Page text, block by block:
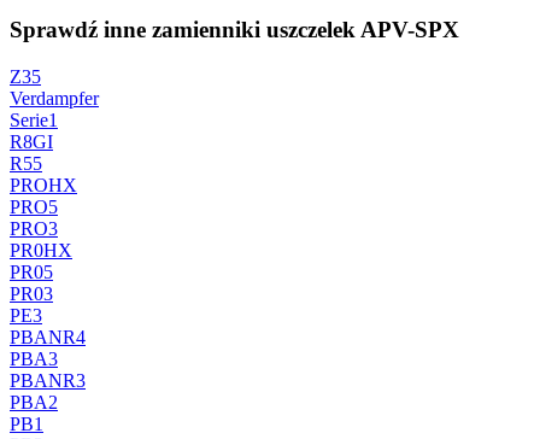
Sprawdź inne zamienniki uszczelek APV-SPX
Z35
Verdampfer
Serie1
R8GI
R55
PROHX
PRO5
PRO3
PR0HX
PR05
PR03
PE3
PBANR4
PBA3
PBANR3
PBA2
PB1